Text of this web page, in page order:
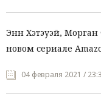
Энн Хэтэуэй,
новом сериале
04 февраля 2021 /